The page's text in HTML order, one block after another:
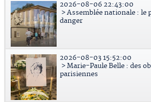
2026-08-06 22:43:00
> Assemblée nationale : le
danger
2026-08-03 15:52:00
> Marie-Paule Belle : des
parisiennes